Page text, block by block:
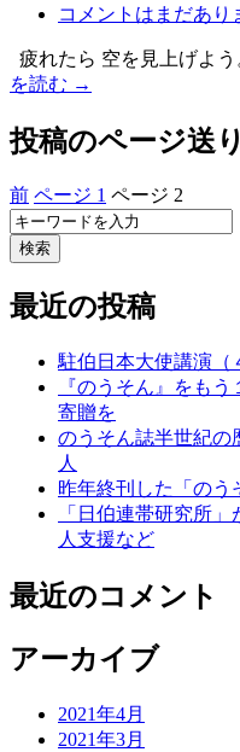
コメントはまだあり
疲れたら 空を見上げよ
を読む →
投稿のページ送り
前 ページ 1 ページ 2
検索
最近の投稿
駐伯日本大使講演（
『のうそん』をも
寄贈を
のうそん誌半世紀の
人
昨年終刊した「のう
「日伯連帯研究所
人支援など
最近のコメント
アーカイブ
2021年4月
2021年3月